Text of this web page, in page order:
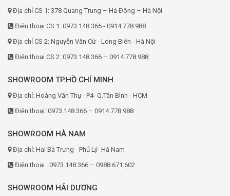
Địa chỉ CS 1: 378 Quang Trung – Hà Đông – Hà Nội
Điện thoại CS 1: 0973.148.366 - 0914.778.988
Địa chỉ CS 2: Nguyễn Văn Cừ - Long Biên - Hà Nội
Điện thoại CS 2: 0973.148.366 – 0914.778.988
SHOWROOM TP.HỒ CHÍ MINH
Địa chỉ: Hoàng Văn Thụ - P4- Q.Tân Bình - HCM
Điện thoại: 0973.148.366 – 0914.778.988
SHOWROOM HÀ NAM
Địa chỉ: Hai Bà Trưng - Phủ Lý- Hà Nam
Điện thoại : 0973.148.366 – 0988.671.602
SHOWROOM HẢI DƯƠNG